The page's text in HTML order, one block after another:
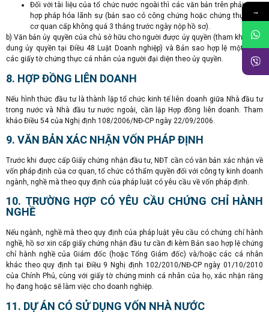
Đối với tài liệu của tổ chức nước ngoài thì các văn bản trên phải được
hợp pháp hóa lãnh sự (bản sao có công chứng hoặc chứng thực của
cơ quan cấp không quá 3 tháng trước ngày nộp hồ sơ).
b) Văn bản ủy quyền của chủ sở hữu cho người được ủy quyền (tham khảo nội
dung ủy quyền tại Điều 48 Luật Doanh nghiệp) và Bản sao hợp lệ một trong
các giấy tờ chứng thực cá nhân của người đại diện theo ủy quyền.
8. HỢP ĐỒNG LIÊN DOANH
Nếu hình thức đầu tư là thành lập tổ chức kinh tế liên doanh giữa Nhà đầu tư
trong nước và Nhà đầu tư nước ngoài, cần lập Hợp đồng liên doanh. Tham
khảo Điều 54 của Nghị định 108/2006/NĐ-CP ngày 22/09/2006.
9. VĂN BẢN XÁC NHẬN VỐN PHÁP ĐỊNH
Trước khi được cấp Giấy chứng nhận đầu tư, NĐT cần có văn bản xác nhận về
vốn pháp định của cơ quan, tổ chức có thẩm quyền đối với công ty kinh doanh
ngành, nghề mà theo quy định của pháp luật có yêu cầu về vốn pháp định.
10. TRƯỜNG HỢP CÓ YÊU CẦU CHỨNG CHỈ HÀNH
NGHỀ
Nếu ngành, nghề mà theo quy định của pháp luật yêu cầu có chứng chỉ hành
nghề, hồ sơ xin cấp giấy chứng nhận đầu tư cần đi kèm Bản sao hợp lệ chứng
chỉ hành nghề của Giám đốc (hoặc Tổng Giám đốc) và/hoặc các cá nhân
khác theo quy định tại Điều 9 Nghị định 102/2010/NĐ-CP ngày 01/10/2010
của Chính Phủ, cùng với giấy tờ chứng minh cá nhân của họ, xác nhận rằng
họ đang hoặc sẽ làm việc cho doanh nghiệp.
11. DỰ ÁN CÓ SỬ DỤNG VỐN NHÀ NƯỚC
→